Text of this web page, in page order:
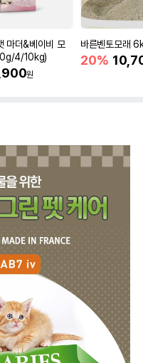
마더&베이비 모
4/10kg)
원
바른벤토모래
20%